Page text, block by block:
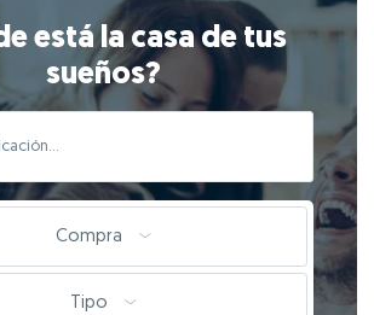
está la casa de tus
sueños?
Compra
Tipo